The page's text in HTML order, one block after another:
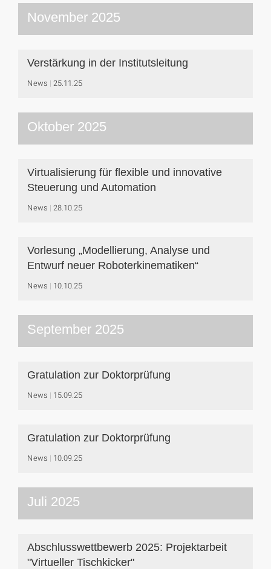
November 2025
Verstärkung in der Institutsleitung
News 25.11.25
Oktober 2025
Virtualisierung für flexible und innovative
Steuerung und Automation
News 28.10.25
Vorlesung „Modellierung, Analyse und
Entwurf neuer Roboterkinematiken“
News 10.10.25
September 2025
Gratulation zur Doktorprüfung
News 15.09.25
Gratulation zur Doktorprüfung
News 10.09.25
Juli 2025
Abschlusswettbewerb 2025: Projektarbeit
"Virtueller Tischkicker"